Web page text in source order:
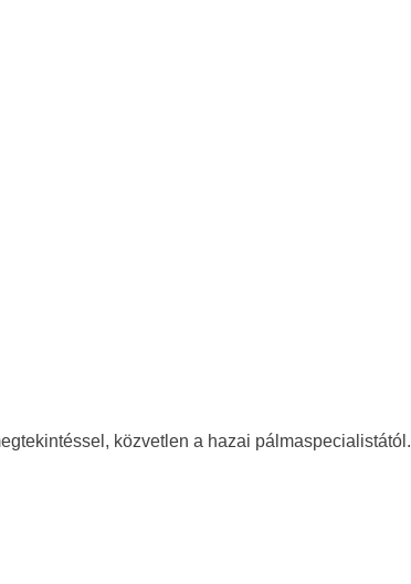
közvetlen a hazai pálmaspecialistától.